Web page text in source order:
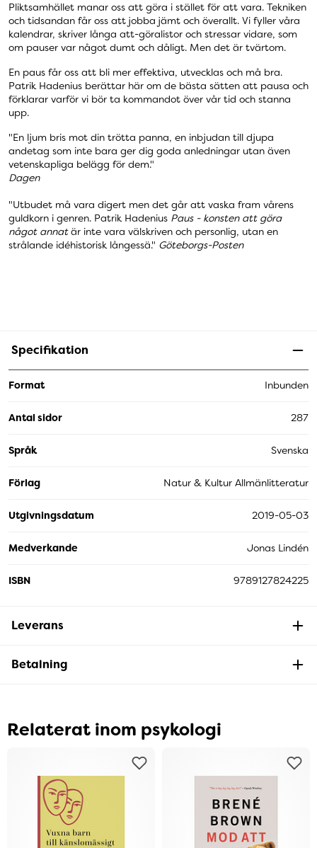
Pliktsamhället manar oss att göra i stället för att vara. Tekniken
och tidsandan får oss att jobba jämt och överallt. Vi fyller våra
kalendrar, skriver långa att-göralistor och stressar vidare, som
om pauser var något dumt och dåligt. Men det är tvärtom.
En paus får oss att bli mer effektiva, utvecklas och må bra.
Patrik Hadenius berättar här om de bästa sätten att pausa och
förklarar varför vi bör ta kommandot över vår tid och stanna
upp.
"En ljum bris mot din trötta panna, en inbjudan till djupa
andetag som inte bara ger dig goda anledningar utan även
vetenskapliga belägg för dem."
Dagen
"Utbudet må vara digert men det går att vaska fram vårens
guldkorn i genren. Patrik Hadenius Paus - konsten att göra
något annatär inte vara välskriven och personlig, utan en
strålande idéhistorisk långessä." Göteborgs-Posten
Specifikation
Format Inbunden
Antal sidor 287
Språk Svenska
Förlag Natur & Kultur Allmänlitteratur
Utgivningsdatum 2019-05-03
Medverkande Jonas Lindén
ISBN 9789127824225
Leverans
Betalning
Relaterat inom psykologi